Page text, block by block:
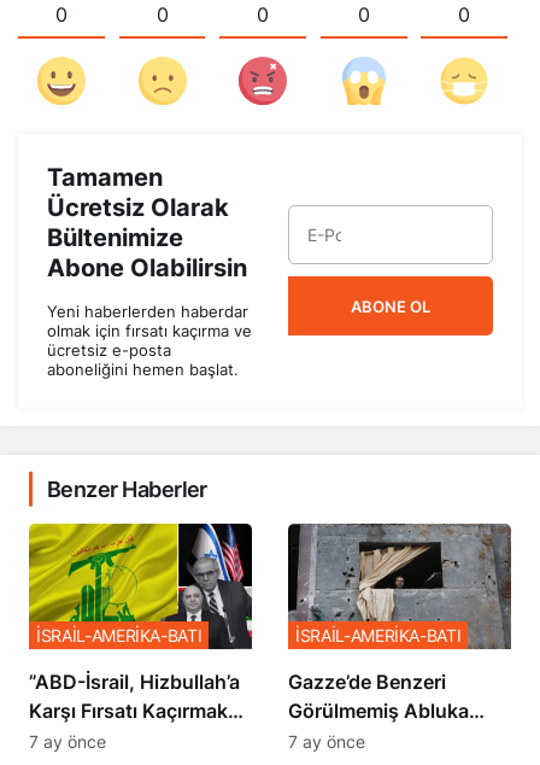
0 0 0 0 0
Tamamen
Ücretsiz Olarak
Bültenimize
Abone Olabilirsin
Yeni haberlerden haberdar
olmak için fırsatı kaçırma ve
ücretsiz e-posta
aboneliğini hemen başlat.
ABONE OL
Benzer Haberler
​​​​​​​”ABD-İsrail, Hizbullah’a
Karşı Fırsatı Kaçırmak
İstemiyor”
İSRAİL-AMERİKA-BATI
7 ay önce
​​​​​​​Gazze’de Benzeri
Görülmemiş Abluka
Planı
İSRAİL-AMERİKA-BATI
7 ay önce